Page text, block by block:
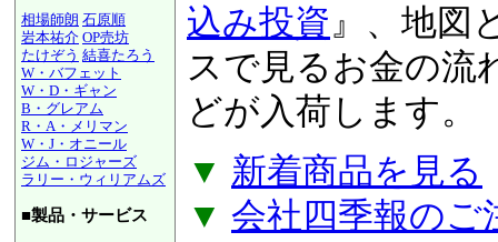
相場師朗 石原順
岩本祐介 OP売坊
たけぞう 結喜たろう
W・バフェット
W・D・ギャン
B・グレアム
R・A・メリマン
W・J・オニール
ジム・ロジャーズ
ラリー・ウィリアムズ
■製品・サービス
株「配当×株主優
資』、地図とイン
るお金の流れ『図
荷します。
▼ 新着商品を見る